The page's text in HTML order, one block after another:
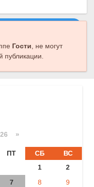
Гости , не могут
публикации.
»
ПТ СБ
ВС
1
2
7 8
9